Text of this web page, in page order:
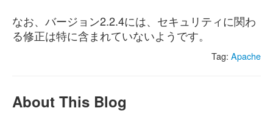
なお、バージョン2.2.4には、セキュリティに関わ
る修正は特に含まれていないようです。
Tag: Apache
About This Blog